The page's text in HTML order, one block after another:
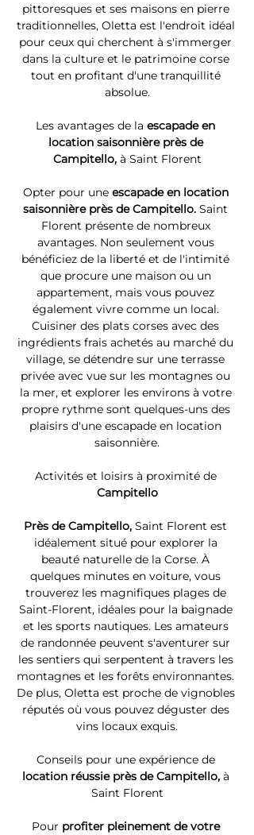
pittoresques et ses maisons en pierre
traditionnelles, Oletta est l'endroit idéal
pour ceux qui cherchent à s'immerger
dans la culture et le patrimoine corse
tout en profitant d'une tranquillité
absolue.
Les avantages de la escapade en
location saisonnière près de
Campitello, à Saint Florent
Opter pour une escapade en location
saisonnière près de Campitello. Saint
Florent présente de nombreux
avantages. Non seulement vous
bénéficiez de la liberté et de l'intimité
que procure une maison ou un
appartement, mais vous pouvez
également vivre comme un local.
Cuisiner des plats corses avec des
ingrédients frais achetés au marché du
village, se détendre sur une terrasse
privée avec vue sur les montagnes ou
la mer, et explorer les environs à votre
propre rythme sont quelques-uns des
plaisirs d'une escapade en location
saisonnière.
Activités et loisirs à proximité de
Campitello
Près de Campitello, Saint Florent est
idéalement situé pour explorer la
beauté naturelle de la Corse. À
quelques minutes en voiture, vous
trouverez les magnifiques plages de
Saint-Florent, idéales pour la baignade
et les sports nautiques. Les amateurs
de randonnée peuvent s'aventurer sur
les sentiers qui serpentent à travers les
montagnes et les forêts environnantes.
De plus, Oletta est proche de vignobles
réputés où vous pouvez déguster des
vins locaux exquis.
Conseils pour une expérience de
location réussie près de Campitello, à
Saint Florent
Pour profiter pleinement de votre